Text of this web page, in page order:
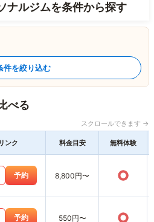
ナルジムを条件から探す
件を絞り込む
べる
スクロールできます →
リンク 料金目安 無料体験
予約 8,800円〜 ○
予約 550円〜 ○